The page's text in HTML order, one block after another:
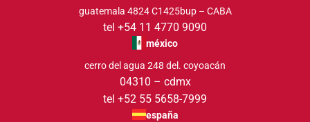
guatemala 4824 C1425bup – CABA
tel +54 11 4770 9090
méxico
cerro del agua 248 del. coyoacán
04310 – cdmx
tel +52 55 5658-7999
españa